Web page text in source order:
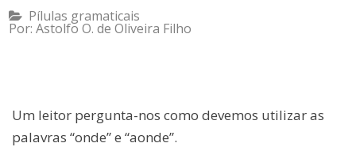
Pílulas gramaticais
Por: Astolfo O. de Oliveira Filho
Um leitor pergunta-nos como devemos utilizar as
palavras “onde” e “aonde”.